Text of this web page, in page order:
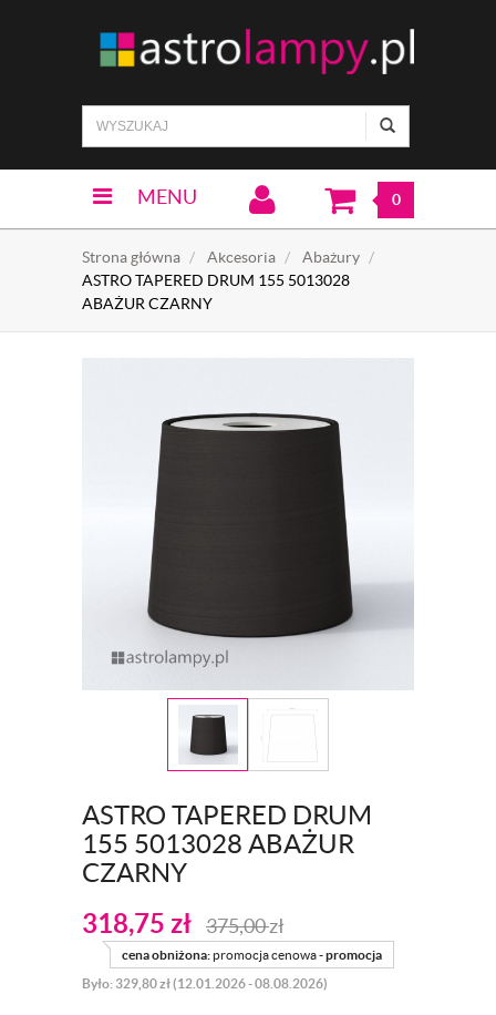
MENU 0
Strona główna Akcesoria
Abażury
ASTRO TAPERED DRUM 155 5013028
ABAŻUR CZARNY
ASTRO TAPERED DRUM
155 5013028 ABAŻUR
CZARNY
318,75 zł 375,00zł
cena obniżona:promocja cenowa -promocja
Było: 329,80 zł (12.01.2026 - 08.08.2026)